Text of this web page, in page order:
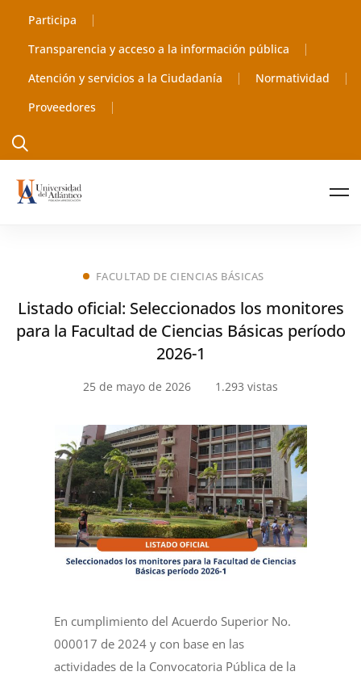
Participa
Transparencia y acceso a la información pública
Atención y servicios a la Ciudadanía
Normatividad
Proveedores
FACULTAD DE CIENCIAS BÁSICAS
Listado oficial: Seleccionados los monitores
para la Facultad de Ciencias Básicas período
2026-1
25 de mayo de 2026 1.293 vistas
En cumplimiento del Acuerdo Superior No.
000017 de 2024 y con base en las
actividades de la Convocatoria Pública de la